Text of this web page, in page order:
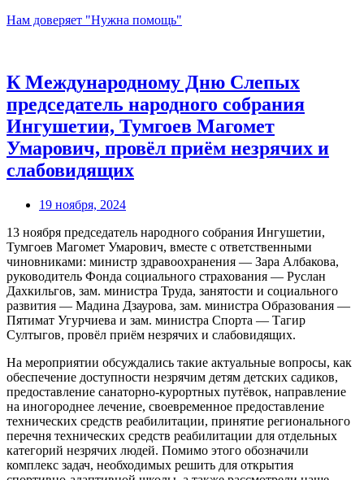
Нам доверяет "Нужна помощь"
К Международному Дню Слепых
председатель народного собрания
Ингушетии, Тумгоев Магомет
Умарович, провёл приём незрячих и
слабовидящих
19 ноября, 2024
13 ноября председатель народного собрания Ингушетии,
Тумгоев Магомет Умарович, вместе с ответственными
чиновниками: министр здравоохранения — Зара Албакова,
руководитель Фонда социального страхования — Руслан
Дахкильгов, зам. министра Труда, занятости и социального
развития — Мадина Дзаурова, зам. министра Образования —
Пятимат Угурчиева и зам. министра Спорта — Тагир
Султыгов, провёл приём незрячих и слабовидящих.
На мероприятии обсуждались такие актуальные вопросы, как
обеспечение доступности незрячим детям детских садиков,
предоставление санаторно-курортных путёвок, направление
на иногороднее лечение, своевременное предоставление
технических средств реабилитации, принятие регионального
перечня технических средств реабилитации для отдельных
категорий незрячих людей. Помимо этого обозначили
комплекс задач, необходимых решить для открытия